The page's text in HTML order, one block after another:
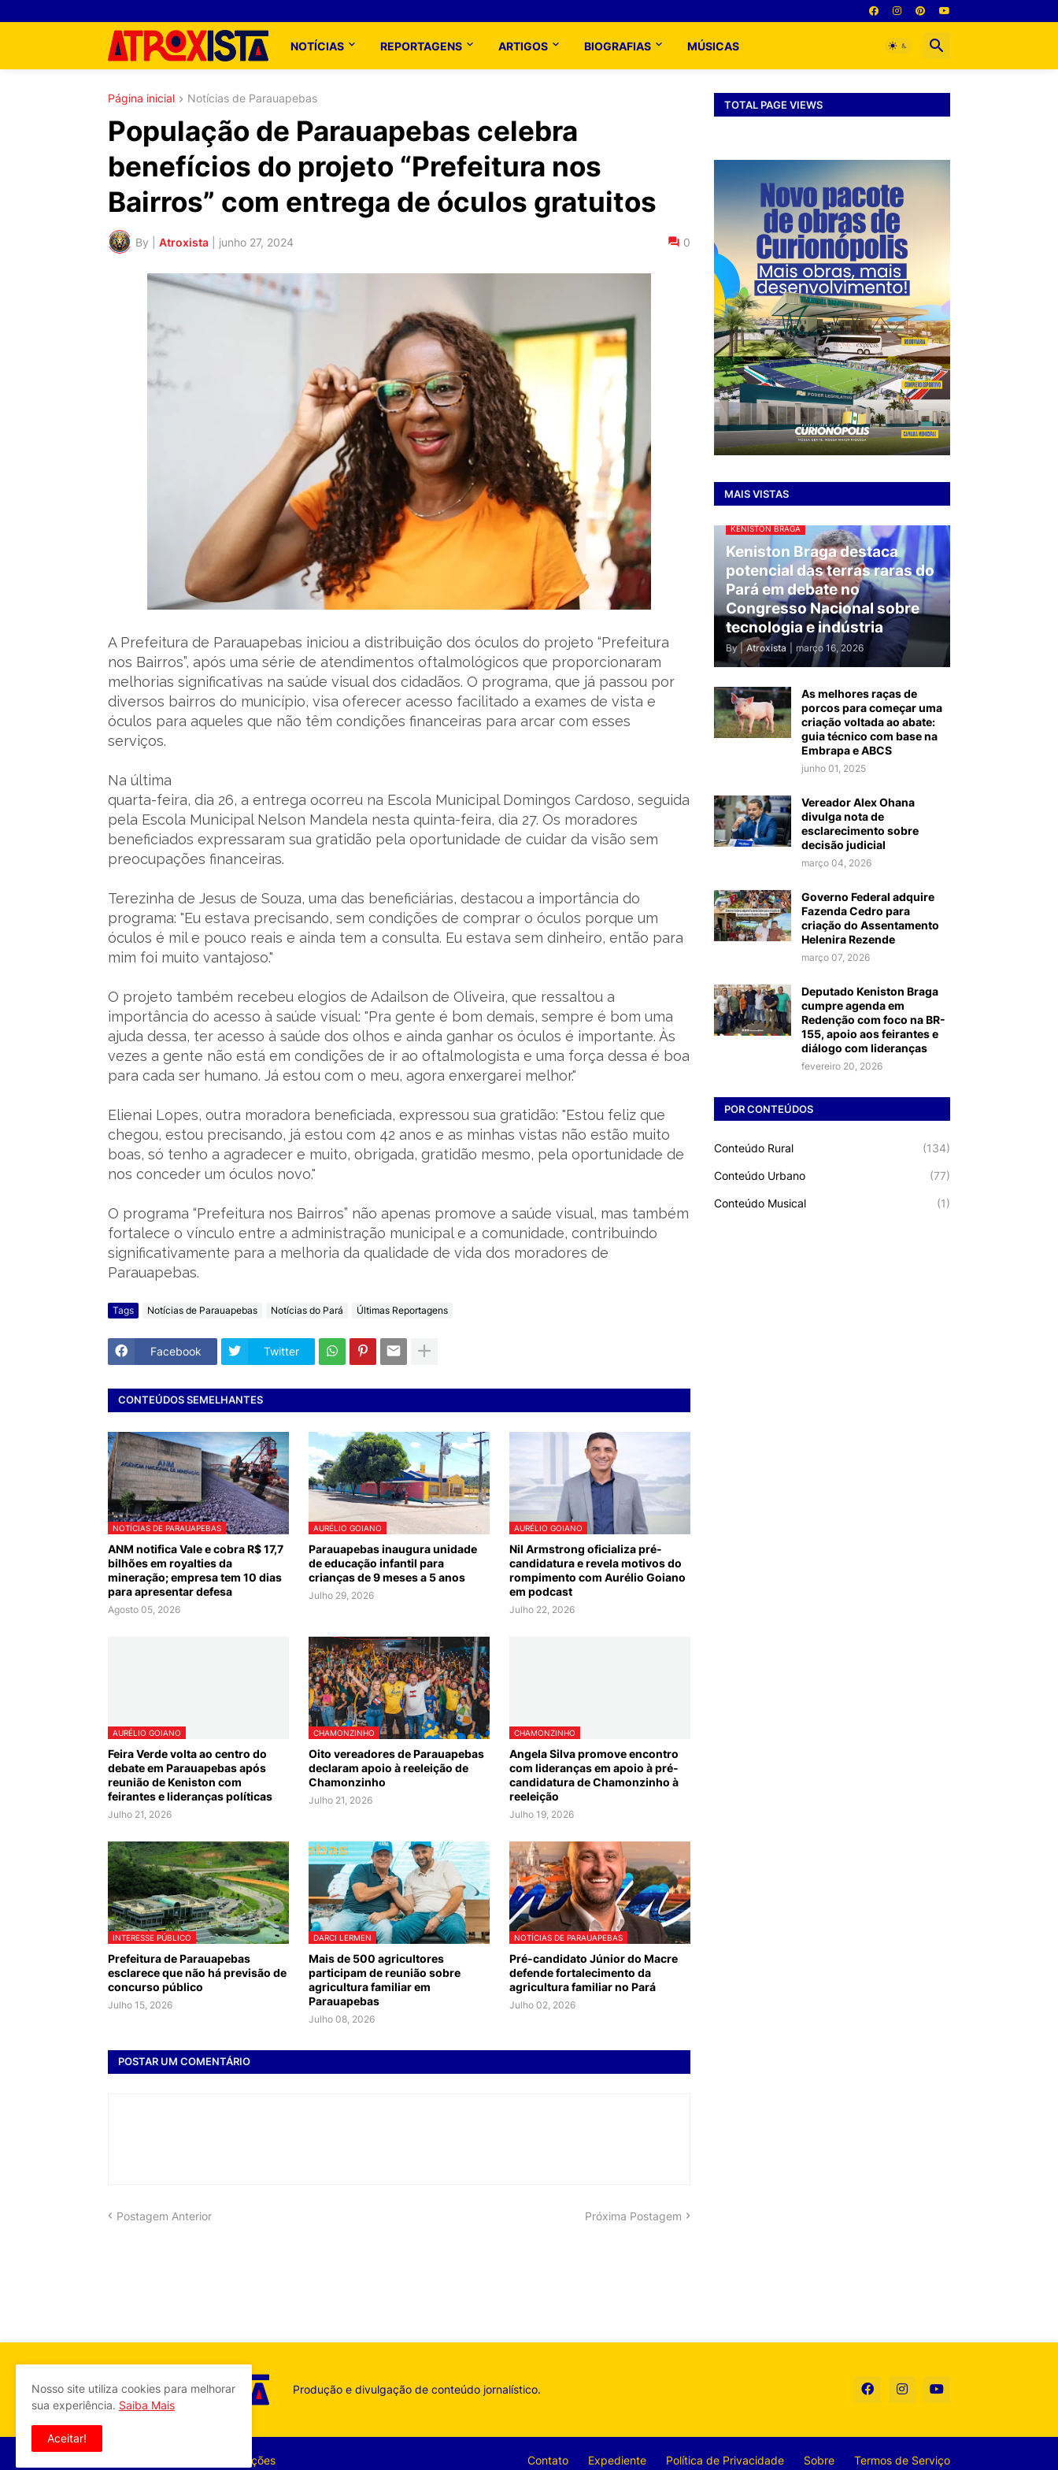
NOTÍCIAS REPORTAGENS ARTIGOS BIOGRAFIAS MÚSICAS
Página inicial Notícias de Parauapebas
População de Parauapebas celebra
benefícios do projeto “Prefeitura nos
Bairros” com entrega de óculos gratuitos
By | Atroxista junho 27, 2024 0
A Prefeitura de Parauapebas iniciou a distribuição dos óculos do projeto “Prefeitura
nos Bairros”, após uma série de atendimentos oftalmológicos que proporcionaram
melhorias significativas na saúde visual dos cidadãos. O programa, que já passou por
diversos bairros do município, visa oferecer acesso facilitado a exames de vista e
óculos para aqueles que não têm condições financeiras para arcar com esses
serviços.
Na última
quarta-feira, dia 26, a entrega ocorreu na Escola Municipal Domingos Cardoso, seguida
pela Escola Municipal Nelson Mandela nesta quinta-feira, dia 27. Os moradores
beneficiados expressaram sua gratidão pela oportunidade de cuidar da visão sem
preocupações financeiras.
Terezinha de Jesus de Souza, uma das beneficiárias, destacou a importância do
programa: "Eu estava precisando, sem condições de comprar o óculos porque um
óculos é mil e pouco reais e ainda tem a consulta. Eu estava sem dinheiro, então para
mim foi muito vantajoso."
O projeto também recebeu elogios de Adailson de Oliveira, que ressaltou a
importância do acesso à saúde visual: "Pra gente é bom demais, sempre é bom uma
ajuda dessa, ter acesso à saúde dos olhos e ainda ganhar os óculos é importante. Às
vezes a gente não está em condições de ir ao oftalmologista e uma força dessa é boa
para cada ser humano. Já estou com o meu, agora enxergarei melhor."
Elienai Lopes, outra moradora beneficiada, expressou sua gratidão: "Estou feliz que
chegou, estou precisando, já estou com 42 anos e as minhas vistas não estão muito
boas, só tenho a agradecer e muito, obrigada, gratidão mesmo, pela oportunidade de
nos conceder um óculos novo."
O programa “Prefeitura nos Bairros” não apenas promove a saúde visual, mas também
fortalece o vínculo entre a administração municipal e a comunidade, contribuindo
significativamente para a melhoria da qualidade de vida dos moradores de
Parauapebas.
Tags Notícias de Parauapebas Notícias do Pará Últimas Reportagens
Facebook Twitter
CONTEÚDOS SEMELHANTES
NOTÍCIAS DE PARAUAPEBAS
ANM notifica Vale e cobra R$ 17,7
bilhões em royalties da
mineração; empresa tem 10 dias
para apresentar defesa
Agosto 05, 2026
AURÉLIO GOIANO
Parauapebas inaugura unidade
de educação infantil para
crianças de 9 meses a 5 anos
Julho 29, 2026
AURÉLIO GOIANO
Nil Armstrong oficializa pré-
candidatura e revela motivos do
rompimento com Aurélio Goiano
em podcast
Julho 22, 2026
AURÉLIO GOIANO
Feira Verde volta ao centro do
debate em Parauapebas após
reunião de Keniston com
feirantes e lideranças políticas
Julho 21, 2026
CHAMONZINHO
Oito vereadores de Parauapebas
declaram apoio à reeleição de
Chamonzinho
Julho 21, 2026
CHAMONZINHO
Angela Silva promove encontro
com lideranças em apoio à pré-
candidatura de Chamonzinho à
reeleição
Julho 19, 2026
INTERESSE PÚBLICO
Prefeitura de Parauapebas
esclarece que não há previsão de
concurso público
Julho 15, 2026
DARCI LERMEN
Mais de 500 agricultores
participam de reunião sobre
agricultura familiar em
Parauapebas
Julho 08, 2026
NOTÍCIAS DE PARAUAPEBAS
Pré-candidato Júnior do Macre
defende fortalecimento da
agricultura familiar no Pará
Julho 02, 2026
POSTAR UM COMENTÁRIO
Postagem Anterior Próxima Postagem
TOTAL PAGE VIEWS
MAIS VISTAS
KENISTON BRAGA
Keniston Braga destaca
potencial das terras raras do
Pará em debate no
Congresso Nacional sobre
tecnologia e indústria
By | Atroxista março 16, 2026
As melhores raças de
porcos para começar uma
criação voltada ao abate:
guia técnico com base na
Embrapa e ABCS
junho 01, 2025
Vereador Alex Ohana
divulga nota de
esclarecimento sobre
decisão judicial
março 04, 2026
Governo Federal adquire
Fazenda Cedro para
criação do Assentamento
Helenira Rezende
março 07, 2026
Deputado Keniston Braga
cumpre agenda em
Redenção com foco na BR-
155, apoio aos feirantes e
diálogo com lideranças
fevereiro 20, 2026
POR CONTEÚDOS
Conteúdo Rural (134)
Conteúdo Urbano (77)
Conteúdo Musical (1)
Produção e divulgação de conteúdo jornalístico.
Atroxista Comunicações Contato Expediente Política de Privacidade Sobre Termos de Serviço
Nosso site utiliza cookies para melhorar
sua experiência. Saiba Mais
Aceitar!